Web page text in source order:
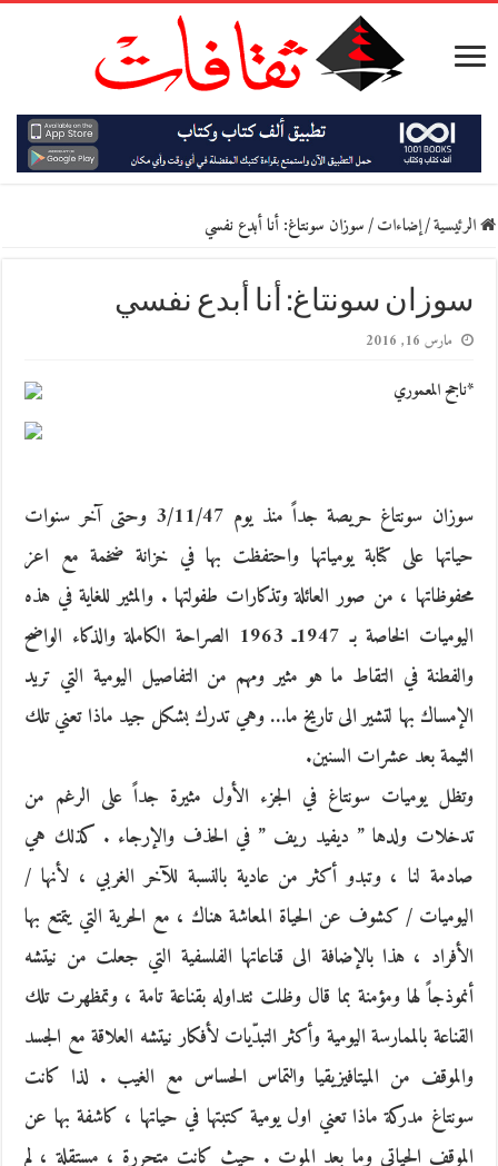
الرئيسية/إضاءات/سوزان سونتاغ: أنا أبدع نفسي
سوزان سونتاغ: أنا أبدع نفسي
مارس 16, 2016
*ناجح المعموري
سوزان سونتاغ حريصة جداً منذ يوم 3/11/47 وحتى آخر سنوات
حياتها على كتابة يومياتها واحتفظت بها في خزانة ضخمة مع اعز
محفوظاتها ، من صور العائلة وتذكارات طفولتها . والمثير للغاية في هذه
اليوميات الخاصة بـ 1947ـ 1963 الصراحة الكاملة والذكاء الواضح
والفطنة في التقاط ما هو مثير ومهم من التفاصيل اليومية التي تريد
الإمساك بها لتشير الى تاريخ ما… وهي تدرك بشكل جيد ماذا تعني تلك
الثيمة بعد عشرات السنين.
وتظل يوميات سونتاغ في الجزء الأول مثيرة جداً على الرغم من
تدخلات ولدها ” ديفيد ريف ” في الحذف والإرجاء . كذلك هي
صادمة لنا ، وتبدو أكثر من عادية بالنسبة للآخر الغربي ، لأنها /
اليوميات / كشوف عن الحياة المعاشة هناك ، مع الحرية التي يتمتع بها
الأفراد ، هذا بالإضافة الى قناعاتها الفلسفية التي جعلت من نيتشه
أنموذجاً لها ومؤمنة بما قال وظلت تتداوله بقناعة تامة ، وتمظهرت تلك
القناعة بالممارسة اليومية وأكثر التبدّيات لأفكار نيتشه العلاقة مع الجسد
والموقف من الميتافيزيقيا والتماس الحساس مع الغيب . لذا كانت
سونتاغ مدركة ماذا تعني اول يومية كتبتها في حياتها ، كاشفة بها عن
الموقف الحياتي وما بعد الموت . حيث كانت متحررة ، مستقلة ، لم